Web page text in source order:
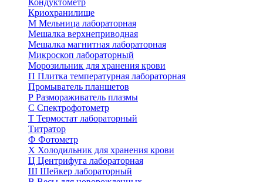
Кондуктометр
Криохранилище
М Мельница лабораторная
Мешалка верхнеприводная
Мешалка магнитная лабораторная
Микроскоп лабораторный
Морозильник для хранения крови
П Плитка температурная лабораторная
Промыватель планшетов
Р Размораживатель плазмы
С Спектрофотометр
Т Термостат лабораторный
Титратор
Ф Фотометр
Х Холодильник для хранения крови
Ц Центрифуга лабораторная
Ш Шейкер лабораторный